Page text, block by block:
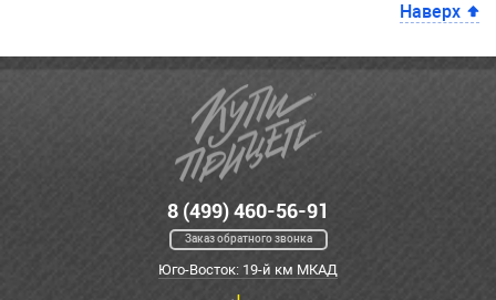
Наверх
8 (499) 460-56-91
Заказ обратного звонка
Юго-Восток: 19-й км МКАД